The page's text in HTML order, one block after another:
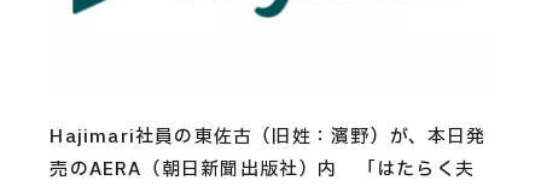
Privacy Policy
Hajimari社員の東佐古（旧姓：濱野）が、本日発
売のAERA（朝日新聞出版社）内 「はたらく夫